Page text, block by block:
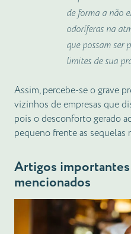
de forma a não
odoríferas na
que possam ser
limites de sua
Assim, percebe-se o grave
vizinhos de empresas que
pois o desconforto gerado
pequeno frente as sequelas
Artigos importantes
mencionados